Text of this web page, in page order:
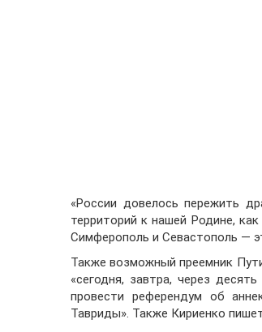
«России довелось пережить
территорий к нашей Родине,
Симферополь и Севастополь —
Также возможный преемник
«сегодня, завтра, через
провести референдум об
Тавриды». Также Кириенко